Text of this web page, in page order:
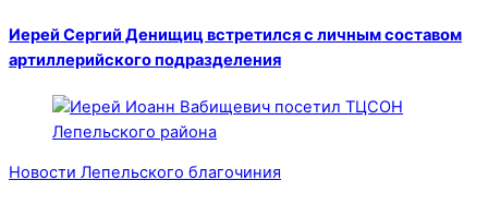
Иерей Сергий Денищиц встретился с личным составом
артиллерийского подразделения
Новости Лепельского благочиния